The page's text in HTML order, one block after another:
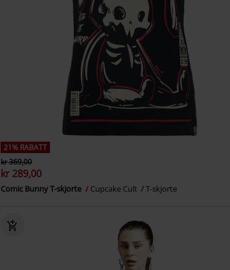
21% RABATT
kr 369,00
kr 289,00
Comic Bunny T-skjorte Cupcake Cult T-skjorte